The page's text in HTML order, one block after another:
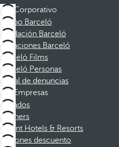
Corporativo
Grupo Barceló
Fundación Barceló
Vacaciones Barceló
Barceló Films
Barceló Personas
Canal de denuncias
Empresas
Afiliados
Partners
Dorint Hotels & Resorts
Cupones descuento